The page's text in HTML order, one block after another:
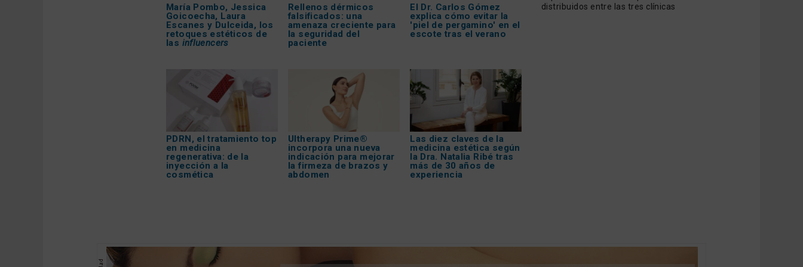
distribuidos entre las tres clínicas
María Pombo, Jessica
Goicoecha, Laura
Escanes y Dulceida, los
retoques estéticos de
las influencers
Rellenos dérmicos
falsificados: una
amenaza creciente para
la seguridad del
paciente
El Dr. Carlos Gómez
explica cómo evitar la
'piel de pergamino' en el
escote tras el verano
PDRN, el tratamiento top
en medicina
regenerativa: de la
inyección a la
cosmética
Ultherapy Prime®
incorpora una nueva
indicación para mejorar
la firmeza de brazos y
abdomen
Las diez claves de la
medicina estética según
la Dra. Natalia Ribé tras
más de 30 años de
experiencia